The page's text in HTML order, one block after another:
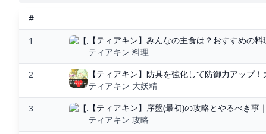
#
1
【ティアキン】みんなの主食は？おすすめの
ティアキン 料理
2
【ティアキン】防具を強化して防御力アップ
ティアキン 大妖精
3
【ティアキン】序盤(最初)の攻略とやるべき
ティアキン 攻略